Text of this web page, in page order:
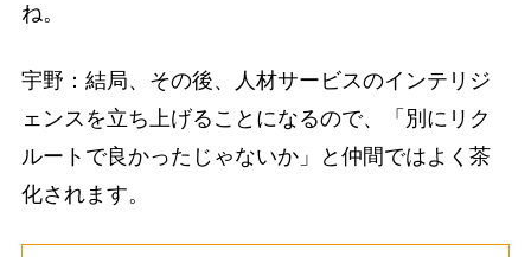
ね。
宇野：結局、その後、人材サービスのインテリジ
ェンスを立ち上げることになるので、「別にリク
ルートで良かったじゃないか」と仲間ではよく茶
化されます。